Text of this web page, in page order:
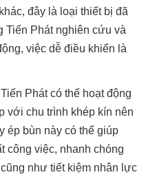
đây là loại thiết bị đã
Phát nghiên cứu và
việc dễ điều khiển là
Phát có thể hoạt động
với chu trình khép kín nên
ép bùn này có thể giúp
công việc, nhanh chóng
như tiết kiệm nhân lực